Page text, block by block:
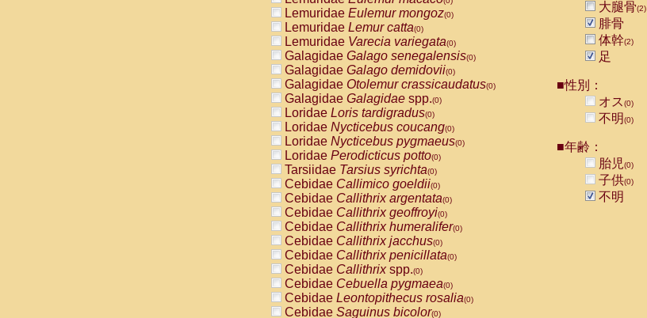
Lemuridae Eulemur mongoz(0)
Lemuridae Lemur catta(0)
Lemuridae Varecia variegata(0)
Galagidae Galago senegalensis(0)
Galagidae Galago demidovii(0)
Galagidae Otolemur crassicaudatus(0)
Galagidae Galagidae spp.(0)
Loridae Loris tardigradus(0)
Loridae Nycticebus coucang(0)
Loridae Nycticebus pygmaeus(0)
Loridae Perodicticus potto(0)
Tarsiidae Tarsius syrichta(0)
Cebidae Callimico goeldii(0)
Cebidae Callithrix argentata(0)
Cebidae Callithrix geoffroyi(0)
Cebidae Callithrix humeralifer(0)
Cebidae Callithrix jacchus(0)
Cebidae Callithrix penicillata(0)
Cebidae Callithrixspp.(0)
Cebidae Cebuella pygmaea(0)
Cebidae Leontopithecus rosalia(0)
Cebidae Saguinus bicolor(0)
大腿骨(2)
腓骨
体幹(2)
足
■性別：
オス(0)
不明(0)
■年齢：
胎児(0)
子供(0)
不明